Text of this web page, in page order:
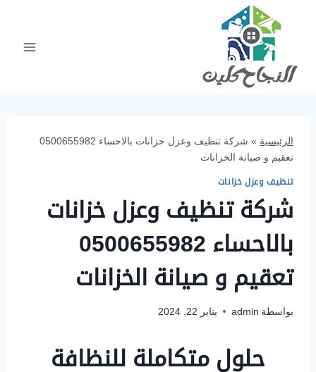
الرئيسية »
شركة تنظيف وعزل خزانات بالاحساء 0500655982
تعقيم و صيانة الخزانات
تنظيف وعزل خزانات
شركة تنظيف وعزل خزانات
بالاحساء 0500655982
تعقيم و صيانة الخزانات
بواسطة admin يناير 22, 2024
حلول متكاملة للنظافة